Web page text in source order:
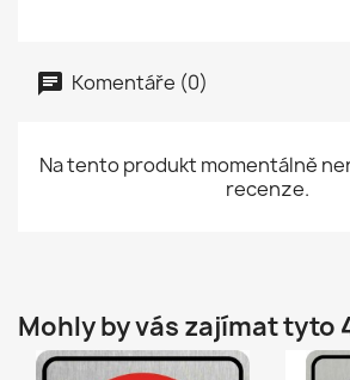
Komentáře (0)
Na tento produkt momentálně
recenze.
Mohly by vás zajímat tyto